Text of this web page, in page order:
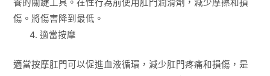
養的關鍵工具。在性行為前使用肛門潤滑劑，減少摩擦和損
傷。將傷害降到最低。
適當按摩
適當按摩肛門可以促進血液循環，減少肛門疼痛和損傷，是